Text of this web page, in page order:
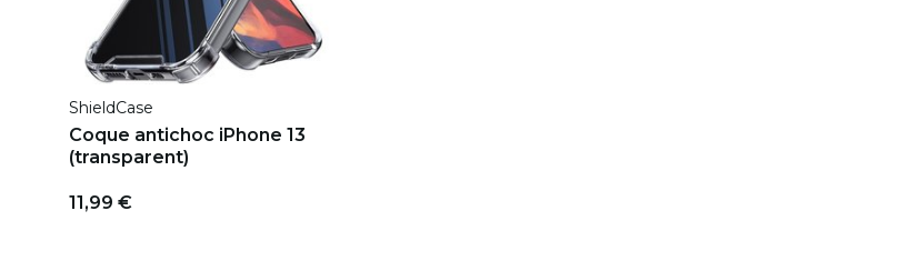
ShieldCase
Coque antichoc iPhone 13
(transparent)
11,99 €